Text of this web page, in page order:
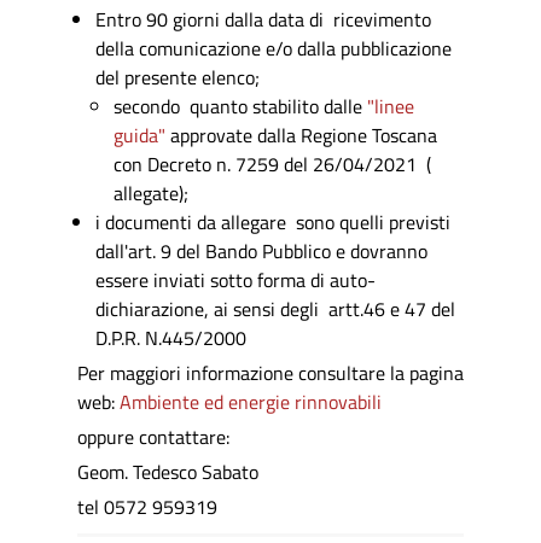
Entro 90 giorni dalla data di ricevimento
della comunicazione e/o dalla pubblicazione
del presente elenco;
secondo quanto stabilito dalle "linee
guida" approvate dalla Regione Toscana
con Decreto n. 7259 del 26/04/2021 (
allegate);
i documenti da allegare sono quelli previsti
dall'art. 9 del Bando Pubblico e dovranno
essere inviati sotto forma di auto-
dichiarazione, ai sensi degli artt.46 e 47 del
D.P.R. N.445/2000
Per maggiori informazione consultare la pagina
web:Ambiente ed energie rinnovabili
oppure contattare:
Geom. Tedesco Sabato
tel 0572 959319